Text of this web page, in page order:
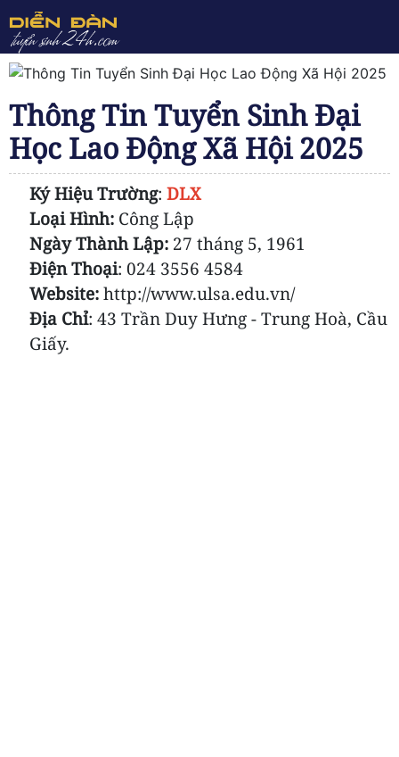
Thông Tin Tuyển Sinh Đại
Học Lao Động Xã Hội 2025
Ký Hiệu Trường: DLX
Loại Hình: Công Lập
Ngày Thành Lập: 27 tháng 5, 1961
Điện Thoại: 024 3556 4584
Website: http://www.ulsa.edu.vn/
Địa Chỉ: 43 Trần Duy Hưng - Trung Hoà, Cầu
Giấy.